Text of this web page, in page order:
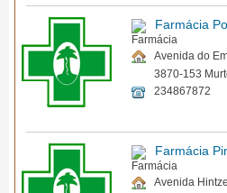
Farmácia
Avenida do
3870-153
234867872
Farmácia
Avenida